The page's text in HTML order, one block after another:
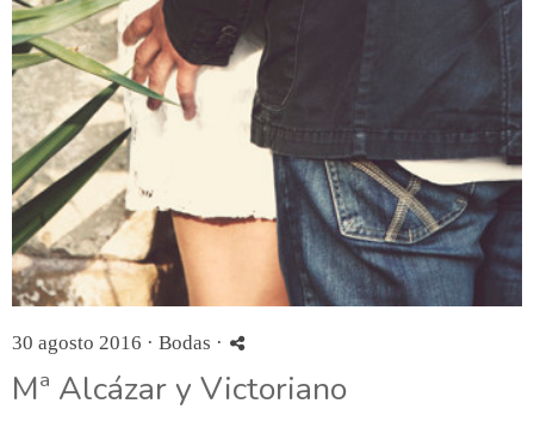
30 agosto 2016 · Bodas ·
Mª Alcázar y Victoriano